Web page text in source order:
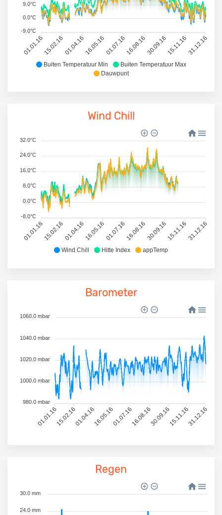
Buiten Temperatuur Min
Buiten Temperatuur Max
Dauwpunt
01.01.1615.02.1601.04.1616.05.1601.07.1616.08.1630.09.1615.11.1631.12.16
9.0°C
0.0°C
-9.0°C
Wind Chill
Wind Chill Hitte Index appTemp
01.01.1615.02.1601.04.1616.05.1601.07.1616.08.1630.09.1615.11.1631.12.16
32.0°C
24.0°C
16.0°C
8.0°C
0.0°C
-8.0°C
Barometer
01.01.1615.02.1601.04.1616.05.1601.07.1616.08.1630.09.1615.11.1631.12.16
1060.0 mbar
1040.0 mbar
1020.0 mbar
1000.0 mbar
980.0 mbar
Regen
30.0 mm
24.0 mm